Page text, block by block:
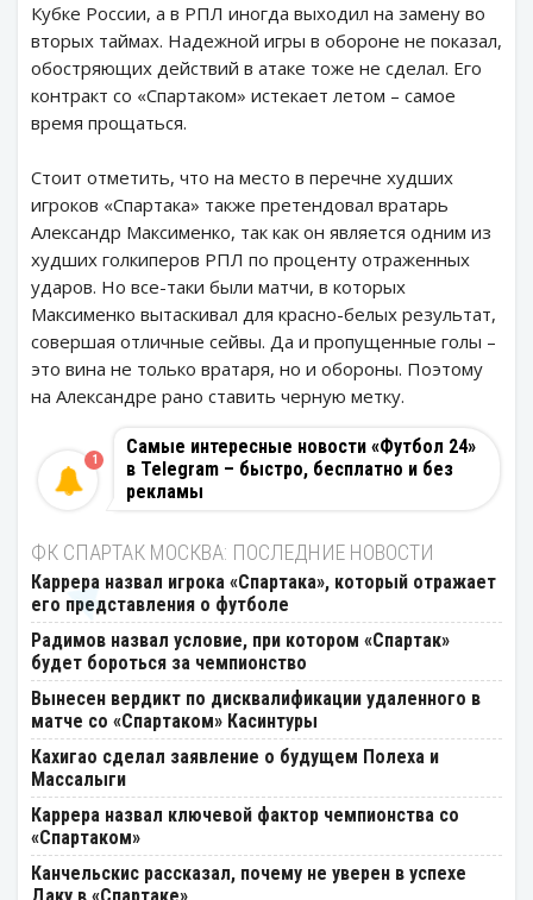
Кубке России, а в РПЛ иногда выходил на замену во
вторых таймах. Надежной игры в обороне не показал,
обостряющих действий в атаке тоже не сделал. Его
контракт со «Спартаком» истекает летом – самое
время прощаться.
Стоит отметить, что на место в перечне худших
игроков «Спартака» также претендовал вратарь
Александр Максименко, так как он является одним из
худших голкиперов РПЛ по проценту отраженных
ударов. Но все-таки были матчи, в которых
Максименко вытаскивал для красно-белых результат,
совершая отличные сейвы. Да и пропущенные голы –
это вина не только вратаря, но и обороны. Поэтому
на Александре рано ставить черную метку.
Самые интересные новости «Футбол 24»
в Telegram – быстро, бесплатно и без
рекламы
1
ФК СПАРТАК МОСКВА: ПОСЛЕДНИЕ НОВОСТИ
Каррера назвал игрока «Спартака», который отражает
его представления о футболе
Радимов назвал условие, при котором «Спартак»
будет бороться за чемпионство
Вынесен вердикт по дисквалификации удаленного в
матче со «Спартаком» Касинтуры
Кахигао сделал заявление о будущем Полеха и
Массалыги
Каррера назвал ключевой фактор чемпионства со
«Спартаком»
Канчельскис рассказал, почему не уверен в успехе